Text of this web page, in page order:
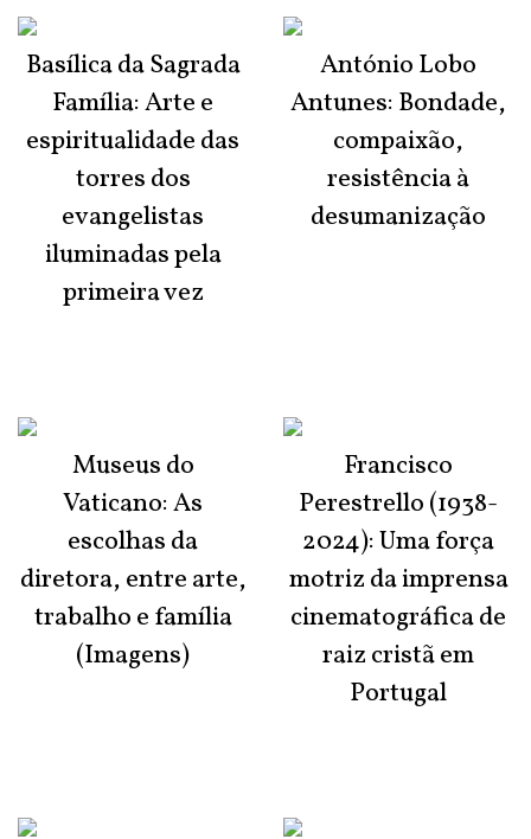
Basílica da Sagrada
Família: Arte e
espiritualidade das
torres dos
evangelistas
iluminadas pela
primeira vez
Museus do
Vaticano: As
escolhas da
diretora, entre arte,
trabalho e família
(Imagens)
António Lobo
Antunes: Bondade,
compaixão,
resistência à
desumanização
Francisco
Perestrello (1938-
2024): Uma força
motriz da imprensa
cinematográfica de
raiz cristã em
Portugal